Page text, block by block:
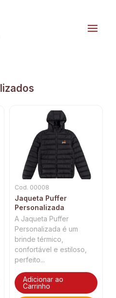
Cod. 00008
Jaqueta Puffer
Personalizada
A Jaqueta Puffer
Personalizada é um
brinde térmico,
confortável e estiloso,
perfeito...
Adicionar ao
Carrinho